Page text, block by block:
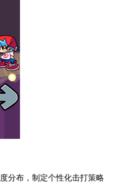
分布，制定个性化击打策略